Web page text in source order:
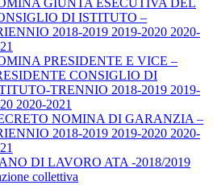
GIUNTA ESECUTIVA DEL
DI ISTITUTO –
2018-2019 2019-2020 2020-
PRESIDENTE E VICE –
CONSIGLIO DI
TRENNIO 2018-2019 2019-
2020-2021
NOMINA DI GARANZIA –
2018-2019 2019-2020 2020-
DI LAVORO ATA -2018/2019
collettiva